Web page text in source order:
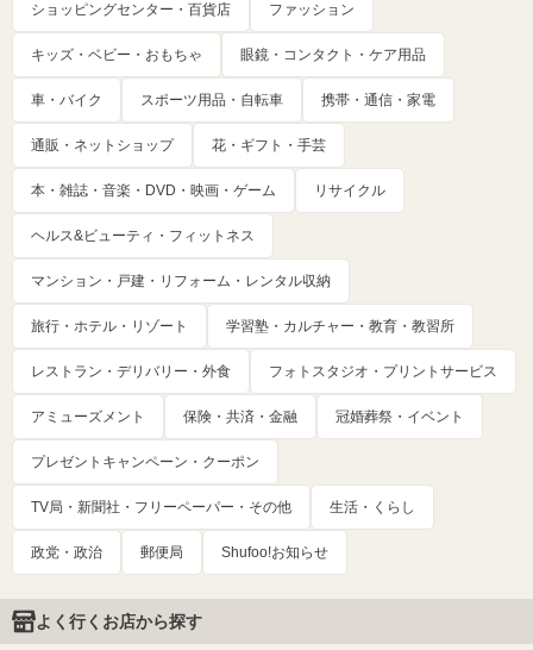
ショッピングセンター・百貨店 ファッション
キッズ・ベビー・おもちゃ 眼鏡・コンタクト・ケア用品
車・バイク スポーツ用品・自転車 携帯・通信・家電
通販・ネットショップ 花・ギフト・手芸
本・雑誌・音楽・DVD・映画・ゲーム リサイクル
ヘルス&ビューティ・フィットネス
マンション・戸建・リフォーム・レンタル収納
旅行・ホテル・リゾート 学習塾・カルチャー・教育・教習所
レストラン・デリバリー・外食 フォトスタジオ・プリントサービス
アミューズメント 保険・共済・金融 冠婚葬祭・イベント
プレゼントキャンペーン・クーポン
TV局・新聞社・フリーペーパー・その他 生活・くらし
政党・政治 郵便局 Shufoo!お知らせ
よく行くお店から探す